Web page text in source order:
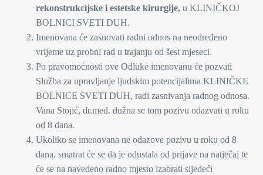
rekonstrukcijske i estetske kirurgije, u KLINIČKOJ
BOLNICI SVETI DUH.
Imenovana će zasnovati radni odnos na neodređeno
vrijeme uz probni rad u trajanju od šest mjeseci.
Po pravomoćnosti ove Odluke imenovanu će pozvati
Služba za upravljanje ljudskim potencijalima KLINIČKE
BOLNICE SVETI DUH, radi zasnivanja radnog odnosa.
Vana Stojić, dr.med. dužna se tom pozivu odazvati u roku
od 8 dana.
Ukoliko se imenovana ne odazove pozivu u roku od 8
dana, smatrat će se da je odustala od prijave na natječaj te
će se na navedeno radno mjesto izabrati sljedeći